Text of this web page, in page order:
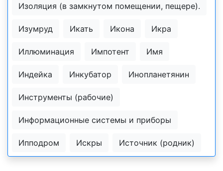
Изоляция (в замкнутом помещении, пещере).
Изумруд Икать Икона Икра
Иллюминация Импотент Имя
Индейка Инкубатор Инопланетянин
Инструменты (рабочие)
Информационные системы и приборы
Ипподром Искры Источник (родник)